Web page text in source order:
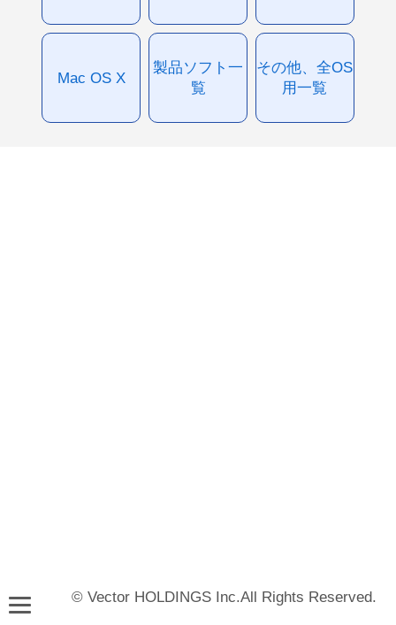
Mac OS X
製品ソフト一
覧
その他、全OS
用一覧
© Vector HOLDINGS Inc.All Rights Reserved.